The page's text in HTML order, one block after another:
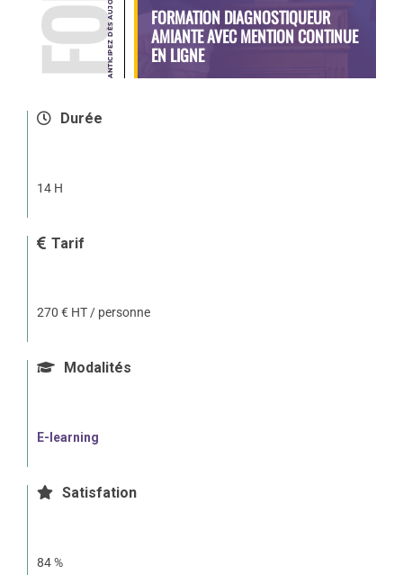
FORMATION DIAGNOSTIQUEUR
AMIANTE AVEC MENTION CONTINUE
EN LIGNE
Durée
14 H
Tarif
270 € HT / personne
Modalités
E-learning
Satisfation
84 %